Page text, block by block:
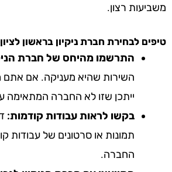
משביעות רצון.
טיפים לבחירת חברת ניקיון בראשון לציון
התרשמו מהיחס של חברת
השירות שהיא מעניקה. אם אתם
ייתכן שזו לא החברה המתאימה
בקשו לראות עבודות קודמות:
תמונות או סרטונים של עבודות
החברה.